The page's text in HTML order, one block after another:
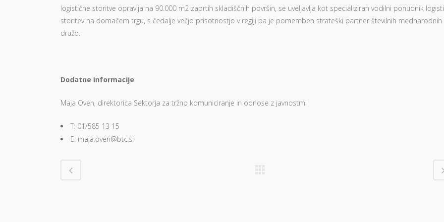
logistične storitve opravlja na 90.000 m2 zaprtih skladiščnih površin, se uveljavlja kot specializiran vodilni ponudnik
storitev na domačem trgu, s čedalje večjo prisotnostjo v regiji pa je pomemben strateški partner številnih mednarodnih
družb.
Dodatne informacije
Maja Oven, direktorica Sektorja za tržno komuniciranje in odnose z javnostmi
T: 01/585 13 15
E: maja.oven@btc.si